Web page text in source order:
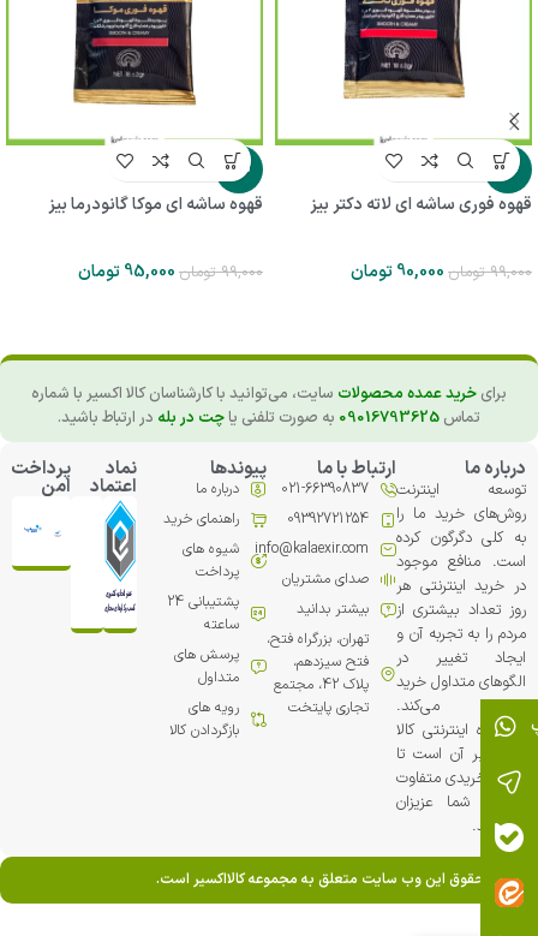
-9%
قهوه فوری ساشه ای لاته دکتر بیز
99,000 تومان 90,000تومان
-4%
قهوه ساشه ای موکا گانودرما بیز
99,000 تومان 95,000تومان
برای خرید عمده محصولات سایت، می‌توانید با کارشناسان کالا اکسیر با شماره
تماس 09016793625 به صورت تلفنی یاچت در بله در ارتباط باشید.
درباره ما
توسعه اینترنت
روش‌های خرید ما را
به کلی دگرگون کرده
است. منافع موجود
در خرید اینترنتی هر
روز تعداد بیشتری از
مردم را به تجربه آن و
ایجاد تغییر در
الگوهای متداول خرید
ترغیب می‏‌کند.
فروشگاه اینترنتی کالا
اکسیر بر آن است تا
تجربه خریدی متفاوت
را برای شما عزیزان
خلق کند.
ارتباط با ما
021-66390837
09392721254
info@kalaexir.com
صدای مشتریان
بیشتر بدانید
تهران، بزرگراه فتح،
فتح سیزدهم،
پلاک 42، مجتمع
تجاري پایتخت
پیوندها
درباره ما
راهنمای خرید
شیوه های
پرداخت
پشتیبانی 24
ساعته
پرسش های
متداول
رویه های
بازگردادن کالا
نماد
اعتماد
پرداخت
امن
تمامی حقوق این وب سایت متعلق به مجموعه کالااکسیر است.